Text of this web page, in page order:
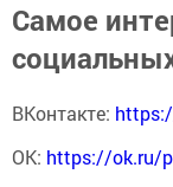
Самое
ВКонтакте:
ОК: https://ok.ru/